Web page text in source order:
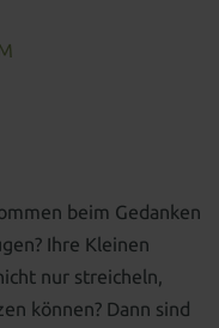
beim Gedanken
Ihre Kleinen
nur streicheln,
können? Dann sind